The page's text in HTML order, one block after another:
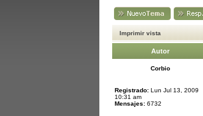
Imprimir vista
Autor
Corbio
Registrado: Lun Jul 13, 2009
10:31 am
Mensajes: 6732